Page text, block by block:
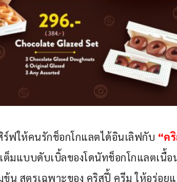
ร์ฟให้คนรักช็อกโกแลตได้อินเลิฟกับ “ค
ต็มแบบดับเบิ้ลของโดนัทช็อกโกแลตเนื้
น สูตรเฉพาะของ คริสปี้ ครีม ให้อร่อย